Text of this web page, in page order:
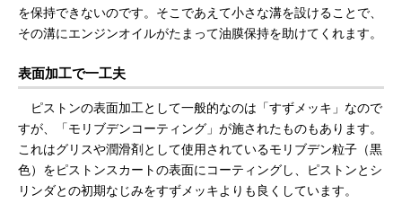
を保持できないのです。そこであえて小さな溝を設けることで、
その溝にエンジンオイルがたまって油膜保持を助けてくれます。
表面加工で一工夫
ピストンの表面加工として一般的なのは「すずメッキ」なので
すが、「モリブデンコーティング」が施されたものもあります。
これはグリスや潤滑剤として使用されているモリブデン粒子（黒
色）をピストンスカートの表面にコーティングし、ピストンとシ
リンダとの初期なじみをすずメッキよりも良くしています。